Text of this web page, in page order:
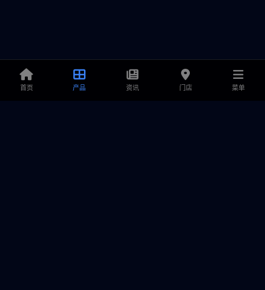
首页 产品 资讯 门店 菜单